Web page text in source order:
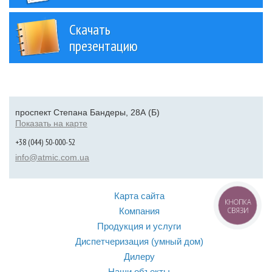
Скачать
презентацию
проспект Степана Бандеры, 28А (Б)
Показать на карте
+38 (044) 50-000-52
info@atmic.com.ua
Карта сайта
Компания
Продукция и услуги
Диспетчеризация (умный дом)
Дилеру
КНОПКА
СВЯЗИ